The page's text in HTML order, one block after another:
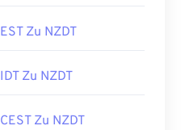
EST Zu NZDT
IDT Zu NZDT
CEST Zu NZDT